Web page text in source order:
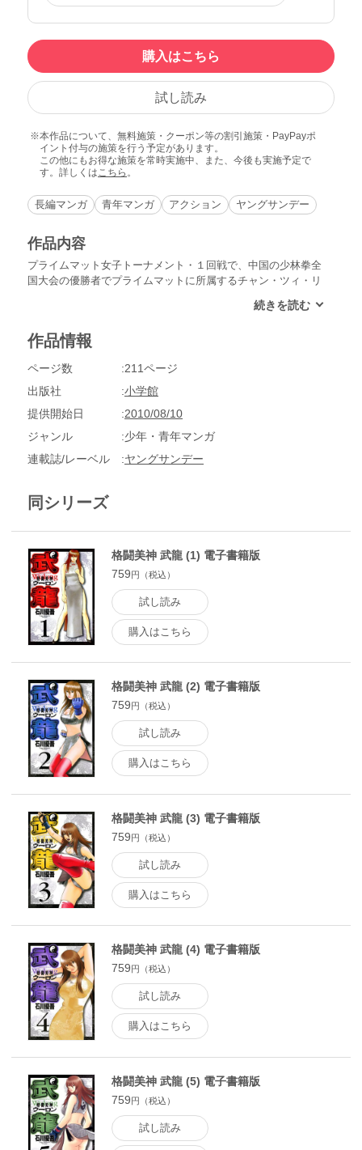
購入はこちら
試し読み
本作品について、無料施策・クーポン等の割引施策・PayPayポ
イント付与の施策を行う予定があります。
この他にもお得な施策を常時実施中、また、今後も実施予定で
す。詳しくはこちら 。
長編マンガ 青年マンガ アクション ヤングサンデー
作品内容
プライムマット女子トーナメント・１回戦で、中国の少林拳全
国大会の優勝者でプライムマットに所属するチャン・ツィ・リ
めぐみの負けが決まっていた。リーが勝つことと引き換えに、
いう契約が交わされていたのだ。人気者のチュンヤンが興行に
は旨味があるからである。だが納得のいかないランは鏑木に、
なんとか真剣勝負に持っていけるような記事を書いてほしいと
レスは終わり」という記事を載せる。
作品情報
ページ数
211ページ
出版社
小学館
提供開始日
2010/08/10
ジャンル
少年・青年マンガ
連載誌/レーベル
ヤングサンデー
同シリーズ
格闘美神 武龍 (1) 電子書籍版
759円（税込）
試し読み
購入はこちら
格闘美神 武龍 (2) 電子書籍版
759 円（税込）
試し読み
購入はこちら
格闘美神 武龍 (3) 電子書籍版
759円（税込）
試し読み
購入はこちら
格闘美神 武龍 (4) 電子書籍版
759 円（税込）
試し読み
購入はこちら
格闘美神 武龍 (5) 電子書籍版
759円（税込）
試し読み